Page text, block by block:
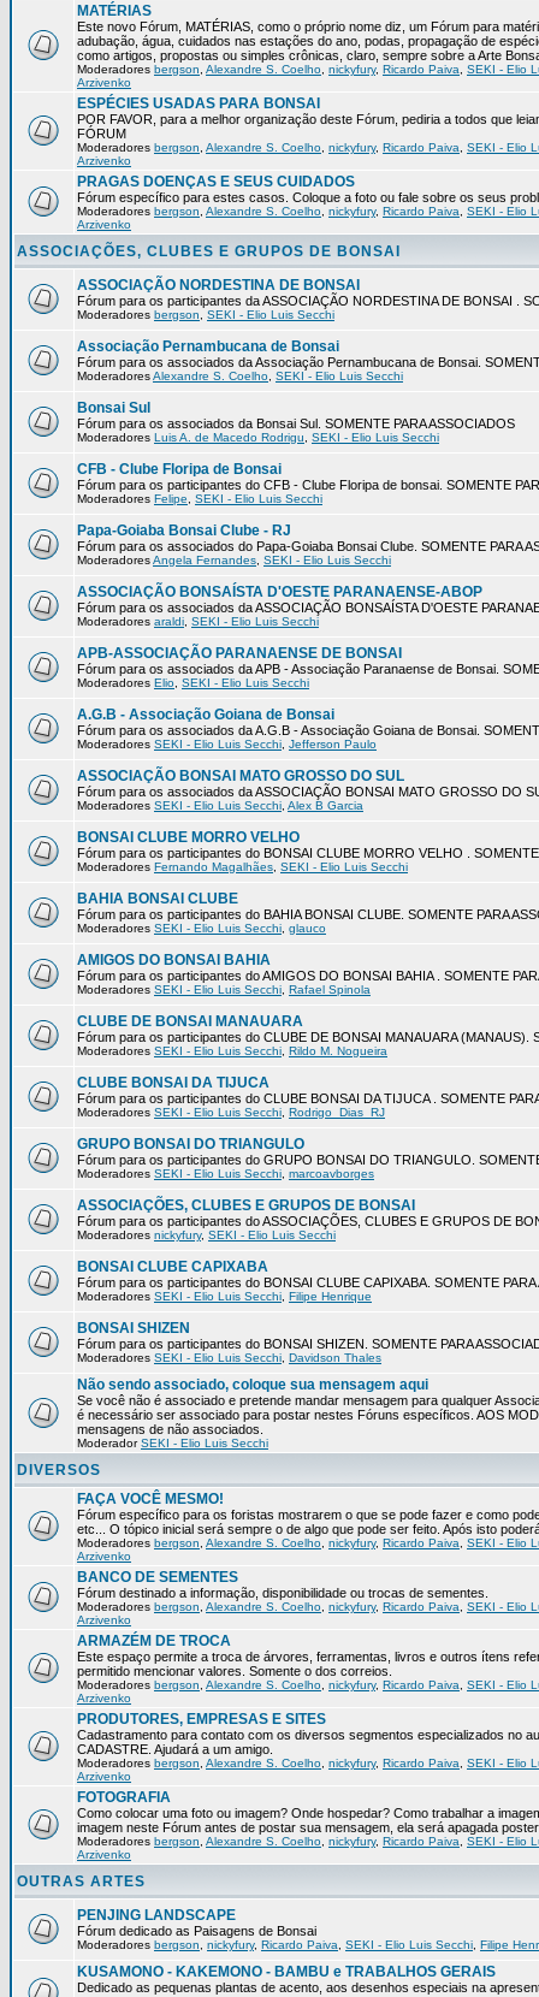
MATÉRIAS
Este novo Fórum, MATÉRIAS, como o próprio nome diz, um Fórum para
adubação, água, cuidados nas estações do ano, podas, propagação de
como artigos, propostas ou simples crônicas, claro, sempre sobre a Arte
Moderadores bergson Alexandre S. Coelho nickyfury, Ricardo Paiva
SEKI - Elio
Arzivenko
ESPÉCIES USADAS PARA BONSAI
POR FAVOR, para a melhor organização deste Fórum, pediria a todos que
FÓRUM
Moderadores bergson Alexandre S. Coelho nickyfury, Ricardo Paiva
SEKI - Elio
Arzivenko
PRAGAS DOENÇAS E SEUS CUIDADOS
Fórum específico para estes casos. Coloque a foto ou fale sobre os seus
Moderadores bergson Alexandre S. Coelho nickyfury, Ricardo Paiva
SEKI - Elio
Arzivenko
ASSOCIAÇÕES, CLUBES E GRUPOS DE BONSAI
ASSOCIAÇÃO NORDESTINA DE BONSAI
Fórum para os participantes da ASSOCIAÇÃO NORDESTINA DE BONSAI .
Moderadores bergson SEKI - Elio Luis Secchi
Associação Pernambucana de Bonsai
Fórum para os associados da Associação Pernambucana de Bonsai.
ModeradoresAlexandre S. Coelho SEKI - Elio Luis Secchi
Bonsai Sul
Fórum para os associados da Bonsai Sul. SOMENTE PARA ASSOCIADOS
Moderadores Luis A. de Macedo Rodrigu SEKI - Elio Luis Secchi
CFB - Clube Floripa de Bonsai
Fórum para os participantes do CFB - Clube Floripa de bonsai. SOMENTE
Moderadores Felipe SEKI - Elio Luis Secchi
Papa-Goiaba Bonsai Clube - RJ
Fórum para os associados do Papa-Goiaba Bonsai Clube. SOMENTE PARA
ModeradoresAngela Fernandes SEKI - Elio Luis Secchi
ASSOCIAÇÃO BONSAÍSTA D'OESTE PARANAENSE-ABOP
Fórum para os associados da ASSOCIAÇÃO BONSAÍSTA D'OESTE
Moderadores araldi SEKI - Elio Luis Secchi
APB-ASSOCIAÇÃO PARANAENSE DE BONSAI
Fórum para os associados da APB - Associação Paranaense de Bonsai.
Moderadores Elio SEKI - Elio Luis Secchi
A.G.B - Associação Goiana de Bonsai
Fórum para os associados da A.G.B - Associação Goiana de Bonsai.
Moderadores SEKI - Elio Luis Secchi Jefferson Paulo
ASSOCIAÇÃO BONSAI MATO GROSSO DO SUL
Fórum para os associados da ASSOCIAÇÃO BONSAI MATO GROSSO DO
Moderadores SEKI - Elio Luis Secchi Alex B Garcia
BONSAI CLUBE MORRO VELHO
Fórum para os participantes do BONSAI CLUBE MORRO VELHO .
Moderadores Fernando Magalhães SEKI - Elio Luis Secchi
BAHIA BONSAI CLUBE
Fórum para os participantes do BAHIA BONSAI CLUBE. SOMENTE PARA
Moderadores SEKI - Elio Luis Secchi glauco
AMIGOS DO BONSAI BAHIA
Fórum para os participantes do AMIGOS DO BONSAI BAHIA . SOMENTE
Moderadores SEKI - Elio Luis Secchi Rafael Spinola
CLUBE DE BONSAI MANAUARA
Fórum para os participantes do CLUBE DE BONSAI MANAUARA (MANAUS).
Moderadores SEKI - Elio Luis Secchi Rildo M. Nogueira
CLUBE BONSAI DA TIJUCA
Fórum para os participantes do CLUBE BONSAI DA TIJUCA . SOMENTE
Moderadores SEKI - Elio Luis Secchi Rodrigo_Dias_RJ
GRUPO BONSAI DO TRIANGULO
Fórum para os participantes do GRUPO BONSAI DO TRIANGULO.
Moderadores SEKI - Elio Luis Secchi marcoavborges
ASSOCIAÇÕES, CLUBES E GRUPOS DE BONSAI
Fórum para os participantes do ASSOCIAÇÕES, CLUBES E GRUPOS DE
Moderadores nickyfury, SEKI - Elio Luis Secchi
BONSAI CLUBE CAPIXABA
Fórum para os participantes do BONSAI CLUBE CAPIXABA. SOMENTE
Moderadores SEKI - Elio Luis Secchi Filipe Henrique
BONSAI SHIZEN
Fórum para os participantes do BONSAI SHIZEN. SOMENTE PARA
Moderadores SEKI - Elio Luis Secchi Davidson Thales
Não sendo associado, coloque sua mensagem aqui
Se você não é associado e pretende mandar mensagem para qualquer
é necessário ser associado para postar nestes Fóruns específicos. AOS
mensagens de não associados.
ModeradorSEKI - Elio Luis Secchi
DIVERSOS
FAÇA VOCÊ MESMO!
Fórum específico para os foristas mostrarem o que se pode fazer e como
etc... O tópico inicial será sempre o de algo que pode ser feito. Após isto
Moderadores bergson Alexandre S. Coelho nickyfury, Ricardo Paiva
SEKI - Elio
Arzivenko
BANCO DE SEMENTES
Fórum destinado a informação, disponibilidade ou trocas de sementes.
Moderadores bergson Alexandre S. Coelho nickyfury, Ricardo Paiva
SEKI - Elio
Arzivenko
ARMAZÉM DE TROCA
Este espaço permite a troca de árvores, ferramentas, livros e outros ítens
permitido mencionar valores. Somente o dos correios.
Moderadores bergson Alexandre S. Coelho nickyfury, Ricardo Paiva
SEKI - Elio
Arzivenko
PRODUTORES, EMPRESAS E SITES
Cadastramento para contato com os diversos segmentos especializados no
CADASTRE. Ajudará a um amigo.
Moderadores bergson Alexandre S. Coelho nickyfury, Ricardo Paiva
SEKI - Elio
Arzivenko
FOTOGRAFIA
Como colocar uma foto ou imagem? Onde hospedar? Como trabalhar a
imagem neste Fórum antes de postar sua mensagem, ela será apagada
Moderadores bergson Alexandre S. Coelho nickyfury, Ricardo Paiva
SEKI - Elio
Arzivenko
OUTRAS ARTES
PENJING LANDSCAPE
Fórum dedicado as Paisagens de Bonsai
Moderadores bergson nickyfury, Ricardo Paiva SEKI - Elio Luis Secchi Filipe
KUSAMONO - KAKEMONO - BAMBU e TRABALHOS GERAIS
Dedicado as pequenas plantas de acento, aos desenhos especiais na